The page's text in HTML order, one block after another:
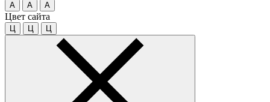
A A A
Цвет сайта
Ц Ц Ц